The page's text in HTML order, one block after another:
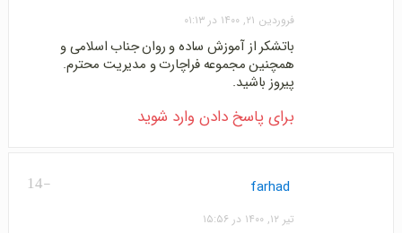
فروردین ۲۱, ۱۴۰۰ در ۰۱:۱۳
باتشکر از آموزش ساده و روان جناب اسلامی و
همچنین مجموعه فراچارت و مدیریت محترم.
پیروز باشید.
برای پاسخ دادن وارد شوید
-14 farhad
تیر ۱۲, ۱۴۰۰ در ۱۵:۵۶